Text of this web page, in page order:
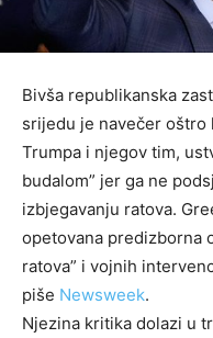
Bivša republikanska
srijedu je navečer
Trumpa i njegov tim,
budalom” jer ga ne
izbjegavanju ratova.
opetovana predizborna
ratova” i vojnih
piše Newsweek.
Njezina kritika dolazi u